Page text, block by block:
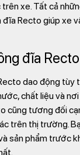
xe. Tất cả
Recto giúp xe
đĩa
dao động tùy
chất liệu và
cũng tương đối
trên thị trường.
sản phẩm trước